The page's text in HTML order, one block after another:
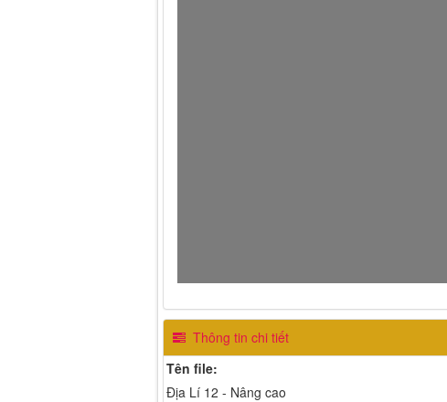
Thông tin chi tiết
Tên file:
Địa Lí 12 - Nâng cao